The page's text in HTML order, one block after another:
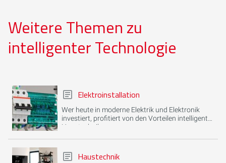
Weitere Themen zu
intelligenter Technologie
Elektroinstallation
Wer heute in moderne Elektrik und Elektronik
investiert, profitiert von den Vorteilen intelligenter
Haustechnik.
Haustechnik